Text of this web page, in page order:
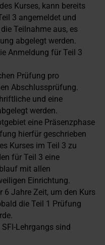
Kurses, kann bereits
3 angemeldet und
Teilnahme aus, es
abgelegt werden.
Anmeldung für Teil 3
Prüfung pro
Abschlussprüfung.
und eine
werden.
eine Präsenzphase
hierfür geschrieben
Kurses im Teil 3 zu
für Teil 3 eine
mit allen
Einrichtung.
6 Jahre Zeit, um den Kurs
die Teil 1 Prüfung
Lehrgangs sind